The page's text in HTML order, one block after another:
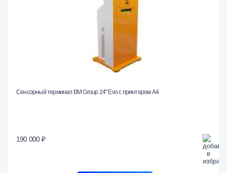
Сенсорный терминал BM Group 24" Evo c принтером А4
190 000 ₽